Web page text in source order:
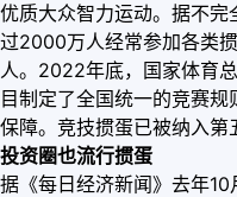
优质大众智力运动。据不
过2000万人经常参加各类
人。2022年底，国家体育
目制定了全国统一的竞赛
保障。竞技掼蛋已被纳入第
投资圈也流行掼蛋
据《每日经济新闻》去年